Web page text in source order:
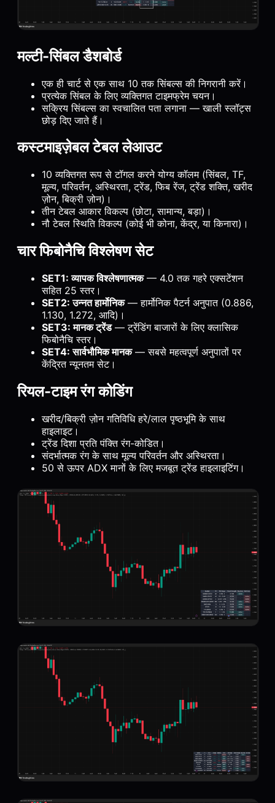
मल्टी-सिंबल डैशबोर्ड
एक ही चार्ट से एक साथ 10 तक सिंबल्स की निगरानी करें।
प्रत्येक सिंबल के लिए व्यक्तिगत टाइमफ्रेम चयन।
सक्रिय सिंबल्स का स्वचालित पता लगाना — खाली स्लॉट्स
छोड़ दिए जाते हैं।
कस्टमाइज़ेबल टेबल लेआउट
10 व्यक्तिगत रूप से टॉगल करने योग्य कॉलम (सिंबल, TF,
मूल्य, परिवर्तन, अस्थिरता, ट्रेंड, फिब रेंज, ट्रेंड शक्ति, खरीद
ज़ोन, बिक्री ज़ोन)।
तीन टेबल आकार विकल्प (छोटा, सामान्य, बड़ा)।
नौ टेबल स्थिति विकल्प (कोई भी कोना, केंद्र, या किनारा)।
चार फिबोनैचि विश्लेषण सेट
SET1: व्यापक विश्लेषणात्मक— 4.0 तक गहरे एक्सटेंशन
सहित 25 स्तर।
SET2: उन्नत हार्मोनिक— हार्मोनिक पैटर्न अनुपात (0.886,
1.130, 1.272, आदि)।
SET3: मानक ट्रेंड— ट्रेंडिंग बाजारों के लिए क्लासिक
फिबोनैचि स्तर।
SET4: सार्वभौमिक मानक— सबसे महत्वपूर्ण अनुपातों पर
केंद्रित न्यूनतम सेट।
रियल-टाइम रंग कोडिंग
खरीद/बिक्री ज़ोन गतिविधि हरे/लाल पृष्ठभूमि के साथ
हाइलाइट।
ट्रेंड दिशा प्रति पंक्ति रंग-कोडित।
संदर्भात्मक रंग के साथ मूल्य परिवर्तन और अस्थिरता।
50 से ऊपर ADX मानों के लिए मजबूत ट्रेंड हाइलाइटिंग।